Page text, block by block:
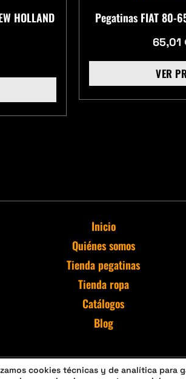
HOLLAND
Pegatinas FIAT 80-
65,01
VER
Inicio
Quiénes somos
Tienda pegatinas
Tienda ropa
Catálogos
Blog
cookies técnicas y de analítica para